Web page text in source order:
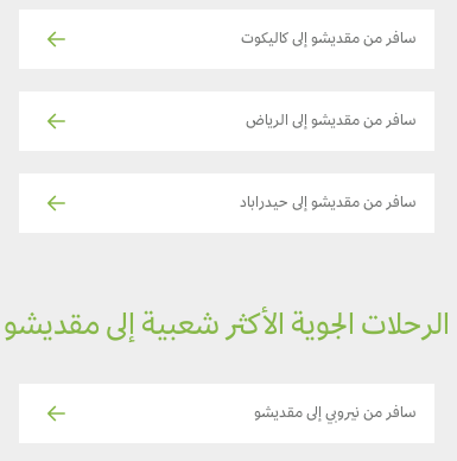
سافر من مقديشو إلى كاليكوت
سافر من مقديشو إلى الرياض
سافر من مقديشو إلى حيدراباد
الرحلات الجوية الأكثر شعبية إلى مقديشو
سافر من نيروبي إلى مقديشو